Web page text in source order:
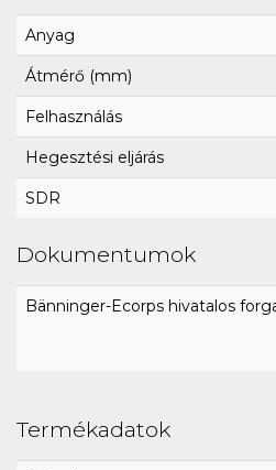
Anyag
Átmérő (mm)
Felhasználás
Hegesztési eljárás
SDR
Dokumentumok
Bänninger-Ecorps hivatalos
Termékadatok